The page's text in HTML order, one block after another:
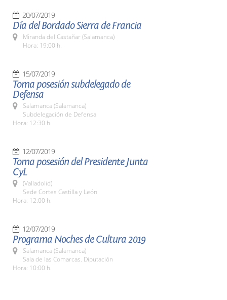
20/07/2019
Día del Bordado Sierra de Francia
Miranda del Castañar (Salamanca)
Hora: 19:00 h.
15/07/2019
Toma posesión subdelegado de
Defensa
Salamanca (Salamanca)
Subdelegación de Defensa
Hora: 12:30 h.
12/07/2019
Toma posesión del Presidente Junta
CyL
(Valladolid)
Sede Cortes Castilla y León
Hora: 12:00 h.
12/07/2019
Programa Noches de Cultura 2019
Salamanca (Salamanca)
Sala de las Comarcas. Diputación
Hora: 10:00 h.